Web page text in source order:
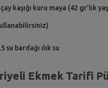
kaşığı kuru maya (42 gr’lık
su bardağı ılık su
Ekmek Tarifi